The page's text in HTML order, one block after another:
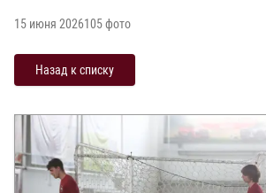
15 июня 2026105фото
Назад к списку